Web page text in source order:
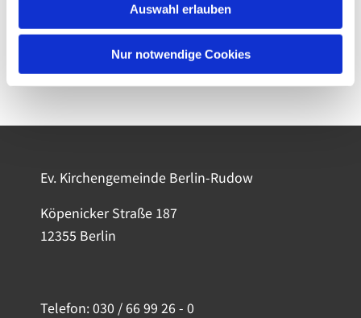
Auswahl erlauben
Nur notwendige Cookies
Ev. Kirchengemeinde Berlin-Rudow
Köpenicker Straße 187
12355 Berlin
Telefon:030 / 66 99 26 - 0